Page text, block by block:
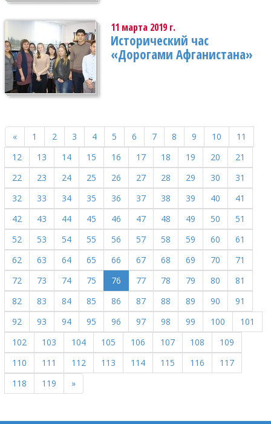
11 марта 2019 г.
Исторический час
«Дорогами Афганистана»
« 1 2 3 4 5 6 7 8 9 10
11
12
13 14 15 16 17 18 19 20
21
22
23 24 25 26 27 28 29 30
31
32
33 34 35 36 37 38 39 40
41
42
43 44 45 46 47 48 49 50
51
52
53 54 55 56 57 58 59 60
61
62
63 64 65 66 67 68 69 70
71
72
73 74 75 76 77 78 79 80
81
82
83 84 85 86 87 88 89 90
91
92
93 94 95 96 97 98 99 100
101
102
103 104 105 106 107 108
109
110
111 112 113 114 115 116
117
118
119 »